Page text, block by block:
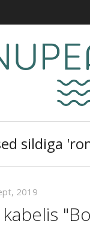
sildiga
2019